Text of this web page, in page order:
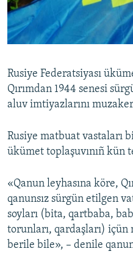
Українською
QOŞULIÑIZ!
RFE/RS bütün saytları
Rusiye Federatsiyası
Qırımdan 1944 senesi
aluv imtiyazlarını
Rusiye matbuat vastaları
ükümet toplaşuvınıñ kün
«Qanun leyhasına köre,
qanunsız sürgün etilgen
soyları (bita, qartbaba,
torunları, qardaşları)
berile bile», – denile